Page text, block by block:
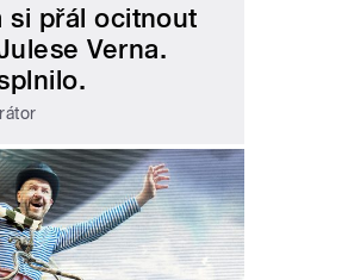
si přál ocitnout
Verna.